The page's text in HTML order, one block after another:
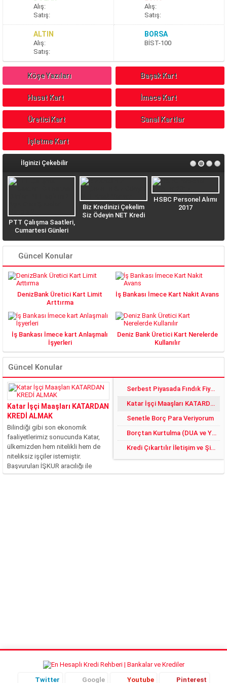
Alış:
Satış:
Alış:
Satış:
ALTIN
Alış:
Satış:
BORSA
BİST-100
Köşe Yazıları Başak Kart
Hasat Kart İmece Kart
Üretici Kart Sanal Kartlar
İşletme Kart
İlginizi Çekebilir
PTT Çalışma Saatleri,
Cumartesi Günleri
Olan Şubeler Hangisi?
Biz Kredinizi Çekelim
Siz Ödeyin NET Kredi
HSBC Personel Alımı
2017
Güncel Konular
DenizBank Üretici Kart Limit
Arttırma
İş Bankası İmece Kart Nakit Avans
İş Bankası İmece kart Anlaşmalı
İşyerleri
Deniz Bank Üretici Kart Nerelerde
Kullanılır
Güncel Konular
Katar İşçi Maaşları KATARDAN
KREDİ ALMAK
Bilindiği gibi son ekonomik
faaliyetlerimiz sonucunda Katar,
ülkemizden hem nitelikli hem de
niteliksiz işçiler istemiştir.
Başvuruları İŞKUR aracılığı ile
yapılan bu işler, ciddi şekilde
Serbest Piyasada Fındık Fiyatları 2018 DE YÜZLER GÜLER:)
Katar İşçi Maaşları KATARDAN KREDİ ALMAK
Senetle Borç Para Veriyorum
Borçtan Kurtulma (DUA ve YÖNTEMLER)
Kredi Çıkartılır İletişim ve Şikayet
Twitter Google Youtube Pinterest